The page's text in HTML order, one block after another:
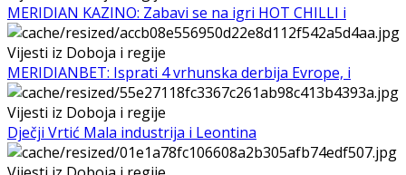
MERIDIAN KAZINO: Zabavi se na igri HOT CHILLI i
Vijesti iz Doboja i regije
MERIDIANBET: Isprati 4 vrhunska derbija Evrope, i
Vijesti iz Doboja i regije
Dječji Vrtić Mala industrija i Leontina